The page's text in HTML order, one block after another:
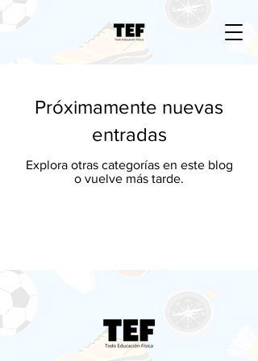
Próximamente nuevas
entradas
Explora otras categorías en este blog
o vuelve más tarde.